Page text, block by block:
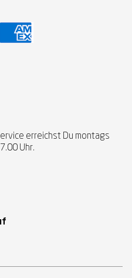
erreichst Du montags
Uhr.